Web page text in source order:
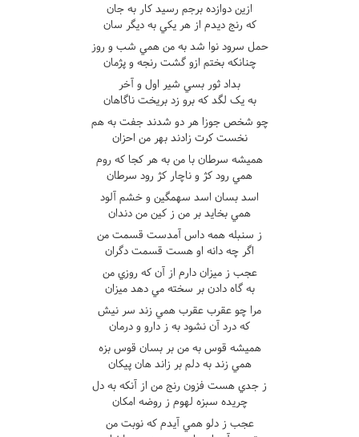
ازين دوازده برجم رسيد کار به جان
که رنج ديدم از هر يکي به ديگر سان
حمل سرود نوا شد به من همي شب و روز
چنانکه بختم ازو گشت رنجه و پژمان
بداد ثور بسي شير اول و آخر
به يک لگد که برو زد بريخت ناگاهان
چو شخص جوزا هر دو شدند جفت به هم
نخست کرت زادند بهر من احزان
هميشه سرطان با من به هر کجا که روم
همي رود کژ و ناچار کژ رود سرطان
اسد بسان اسد سهمگين و خشم آلود
همي بخايد بر من ز کين من دندان
ز سنبله همه داس آمدست قسمت من
اگر چه دانه او هست قسمت دگران
عجب ز ميزان دارم از آن که روزي من
به گاه دادن بر سخته مي دهد ميزان
مرا چو عقرب عقرب همي زند سر نيش
که درد آن نشود به ز دارو و درمان
هميشه قوس به من بر بسان قوس بزه
همي زند به دلم بر زاند هان پيکان
ز جدي هست فزون رنج من از آنکه به دل
چريده سبزه لهوم ز روضه امکان
عجب ز دلو همي آيدم که نوبت من